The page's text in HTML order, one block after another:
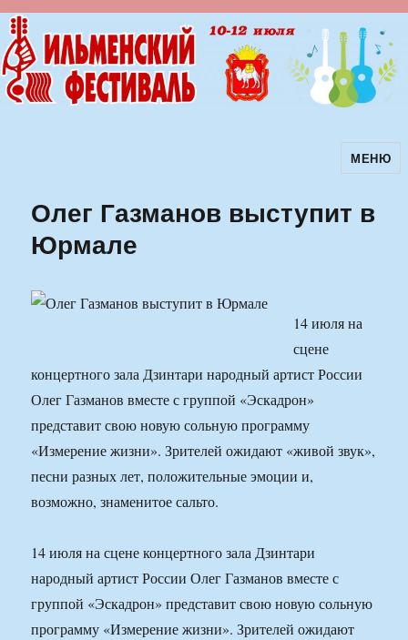
Ильменский фестиваль авторскойМЕНЮ
Олег Газманов выступит в
Юрмале
14 июля на
сцене
концертного зала Дзинтари народный артист России
Олег Газманов вместе с группой «Эскадрон»
представит свою новую сольную программу
«Измерение жизни». Зрителей ожидают «живой звук»,
песни разных лет, положительные эмоции и,
возможно, знаменитое сальто.
14 июля на сцене концертного зала Дзинтари
народный артист России Олег Газманов вместе с
группой «Эскадрон» представит свою новую сольную
программу «Измерение жизни». Зрителей ожидают